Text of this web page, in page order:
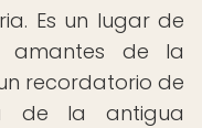
Es un lugar de
amantes de la
recordatorio de
de la antigua